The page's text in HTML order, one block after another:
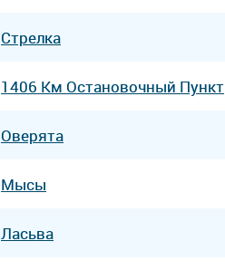
Стрелка
1406 Км Остановочный Пункт
Оверята
Мысы
Ласьва